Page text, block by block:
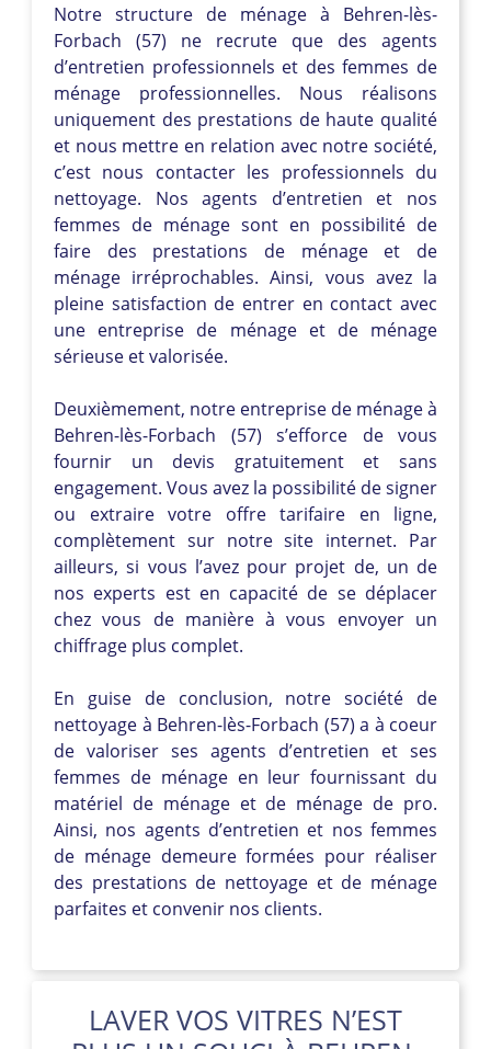
Notre structure de ménage à Behren-lès-
Forbach (57) ne recrute que des agents
d’entretien professionnels et des femmes de
ménage professionnelles. Nous réalisons
uniquement des prestations de haute qualité
et nous mettre en relation avec notre société,
c’est nous contacter les professionnels du
nettoyage. Nos agents d’entretien et nos
femmes de ménage sont en possibilité de
faire des prestations de ménage et de
ménage irréprochables. Ainsi, vous avez la
pleine satisfaction de entrer en contact avec
une entreprise de ménage et de ménage
sérieuse et valorisée.
Deuxièmement, notre entreprise de ménage à
Behren-lès-Forbach (57) s’efforce de vous
fournir un devis gratuitement et sans
engagement. Vous avez la possibilité de signer
ou extraire votre offre tarifaire en ligne,
complètement sur notre site internet. Par
ailleurs, si vous l’avez pour projet de, un de
nos experts est en capacité de se déplacer
chez vous de manière à vous envoyer un
chiffrage plus complet.
En guise de conclusion, notre société de
nettoyage à Behren-lès-Forbach (57) a à coeur
de valoriser ses agents d’entretien et ses
femmes de ménage en leur fournissant du
matériel de ménage et de ménage de pro.
Ainsi, nos agents d’entretien et nos femmes
de ménage demeure formées pour réaliser
des prestations de nettoyage et de ménage
parfaites et convenir nos clients.
LAVER VOS VITRES N’EST